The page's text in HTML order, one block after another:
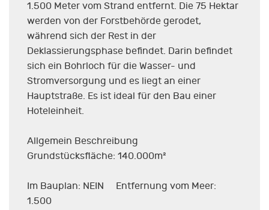
1.500 Meter vom Strand entfernt. Die 75 Hektar
werden von der Forstbehörde gerodet,
während sich der Rest in der
Deklassierungsphase befindet. Darin befindet
sich ein Bohrloch für die Wasser- und
Stromversorgung und es liegt an einer
Hauptstraße. Es ist ideal für den Bau einer
Hoteleinheit.
Allgemein Beschreibung
Grundstücksfläche: 140.000m²
Im Bauplan: NEIN Entfernung vom Meer:
1.500